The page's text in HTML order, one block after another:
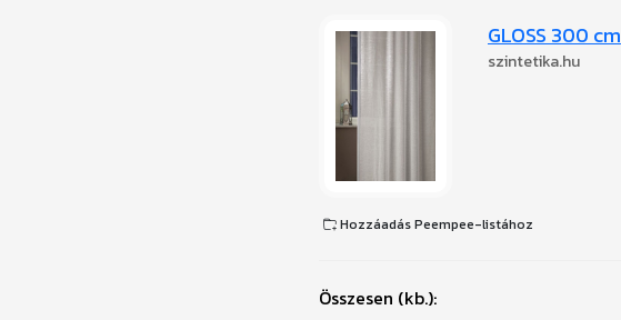
GLOSS 300 cm
szintetika.hu
Hozzáadás Peempee-listához
Összesen (kb.):